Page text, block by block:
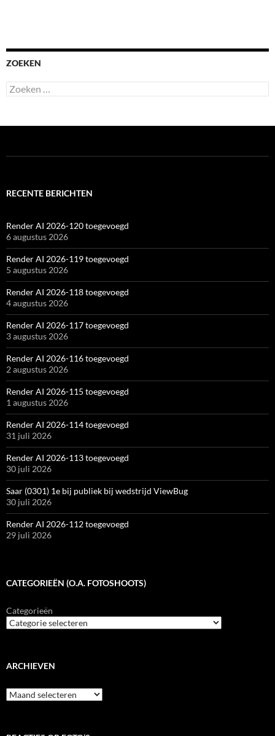
ZOEKEN
Zoeken
naar:
RECENTE BERICHTEN
Render AI 2026-120 toegevoegd
6 augustus 2026
Render AI 2026-119 toegevoegd
5 augustus 2026
Render AI 2026-118 toegevoegd
4 augustus 2026
Render AI 2026-117 toegevoegd
3 augustus 2026
Render AI 2026-116 toegevoegd
2 augustus 2026
Render AI 2026-115 toegevoegd
1 augustus 2026
Render AI 2026-114 toegevoegd
31 juli 2026
Render AI 2026-113 toegevoegd
30 juli 2026
Saar (0301) 1e bij publiek bij wedstrijd ViewBug
30 juli 2026
Render AI 2026-112 toegevoegd
29 juli 2026
CATEGORIEËN (O.A. FOTOSHOOTS)
Categorieën
ARCHIEVEN
Archieven